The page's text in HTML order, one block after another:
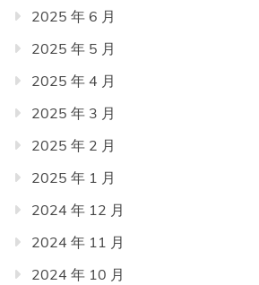
2025 年 6 月
2025 年 5 月
2025 年 4 月
2025 年 3 月
2025 年 2 月
2025 年 1 月
2024 年 12 月
2024 年 11 月
2024 年 10 月